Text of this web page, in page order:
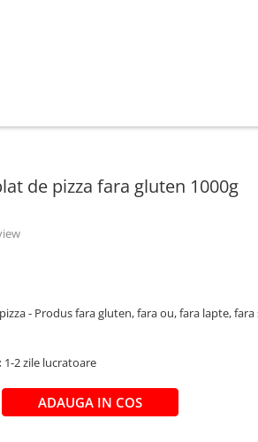
de pizza fara gluten 1000g
- Produs fara gluten, fara ou, fara lapte, fara
1-2 zile lucratoare
ADAUGA IN COS